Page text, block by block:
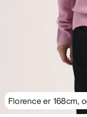
Florence er 168cm,